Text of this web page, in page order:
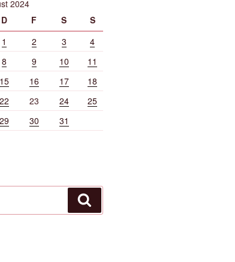
2024
D F S
S
1
2 3
4
8 9 10
11
15 16 17
18
22 23 24
25
29 30 31